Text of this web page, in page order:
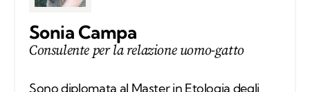
Sonia Campa
Consulente per la relazione uomo-gatto
Sono diplomata al Master in Etologia degli